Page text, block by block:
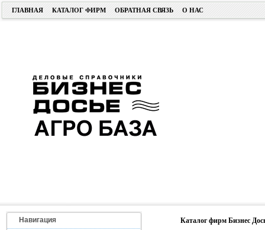
ГЛАВНАЯ КАТАЛОГ ФИРМ ОБРАТНАЯ СВЯЗЬ О НАС
Навигация
Каталог фирм Бизнес